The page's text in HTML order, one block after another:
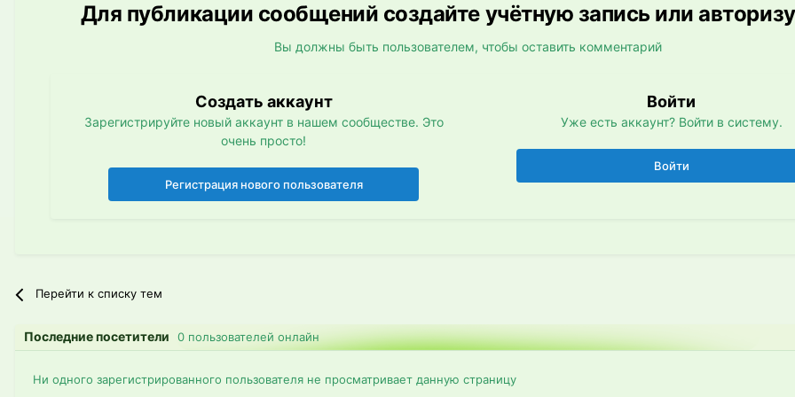
Для публикации сообщений создайте учётную запись или
Вы должны быть пользователем, чтобы оставить комментарий
Создать аккаунт
Зарегистрируйте новый аккаунт в нашем сообществе. Это
очень просто!
Регистрация нового пользователя
Войти
Уже есть аккаунт? Войти в систему.
Войти
Перейти к списку тем
Последние посетители 0 пользователей онлайн
Ни одного зарегистрированного пользователя не просматривает данную страницу